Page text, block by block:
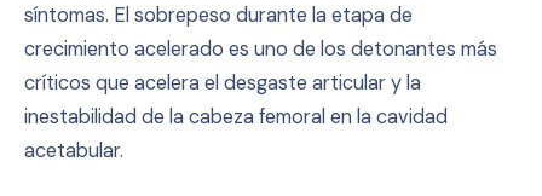
síntomas. El sobrepeso durante la etapa de
crecimiento acelerado es uno de los detonantes más
críticos que acelera el desgaste articular y la
inestabilidad de la cabeza femoral en la cavidad
acetabular.